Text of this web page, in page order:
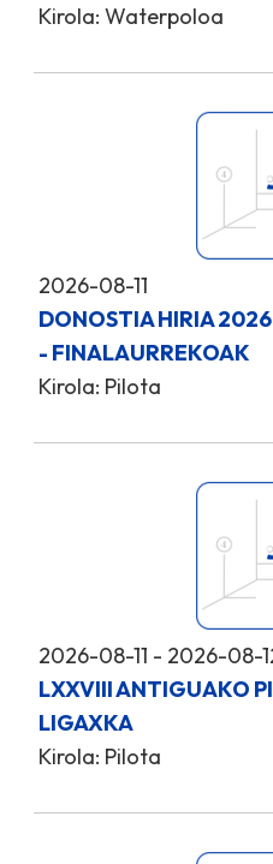
Kirola: Waterpoloa
2026-08-11
DONOSTIA HIRIA
- FINALAURREKOAK
Kirola: Pilota
2026-08-11 - 2026-08-
LXXVIII ANTIGUAKO
LIGAXKA
Kirola: Pilota